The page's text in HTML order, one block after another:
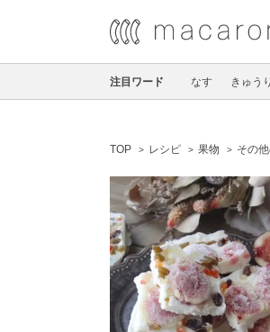
注目ワード なす きゅうり
TOP レシピ 果物 その